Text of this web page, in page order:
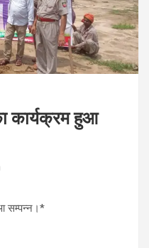
कार्यक्रम हुआ
सम्पन्न।*